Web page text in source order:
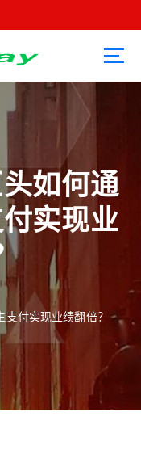
如何通
实现业
付实现业绩翻倍？